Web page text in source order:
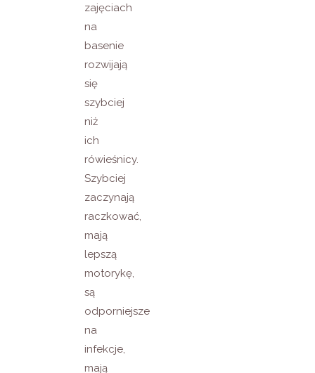
zajęciach
na
basenie
rozwijają
się
szybciej
niż
ich
rówieśnicy.
Szybciej
zaczynają
raczkować,
mają
lepszą
motorykę,
są
odporniejsze
na
infekcje,
mają